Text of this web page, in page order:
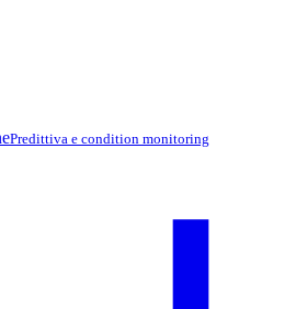
Predittiva e condition monitoring